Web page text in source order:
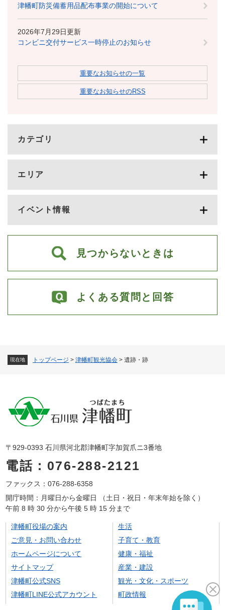
現在地 トップページ > 津幡町観光協会 > 遺跡・跡
津幡町防災備蓄用品配布事業の開始について
2026年7月29日更新
コンビニ交付サービス一時停止のお知らせ
重要なお知らせの一覧
重要なお知らせのRSS
カテゴリ
エリア
イベント情報
見つからないときは
よくある質問と回答
〒929-0393 石川県河北郡津幡町字加賀爪ニ3番地
電話：076-288-2121
ファックス：076-288-6358
開庁時間：月曜日から金曜日 （土日・祝日・年末年始を除く）
午前 8 時 30 分から午後 5 時 15 分まで
津幡町役場の案内
ご意見・お問い合わせ
ホームページについて
サイトマップ
津幡町公式SNS
津幡町LINE公式アカウント
生活
子育て・教育
健康・福祉
産業・建設
観光・文化・スポーツ
町政情報